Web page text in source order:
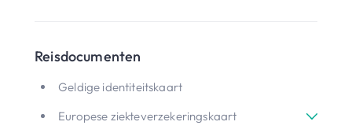
Reisdocumenten
Geldige identiteitskaart
Europese ziekteverzekeringskaart